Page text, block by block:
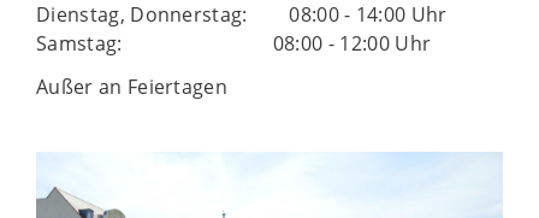
Dienstag, Donnerstag: 08:00 - 14:00 Uhr
Samstag: 08:00 - 12:00 Uhr
Außer an Feiertagen